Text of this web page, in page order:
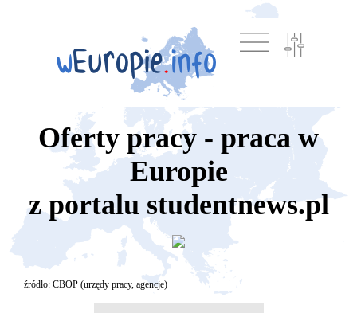
Oferty pracy - praca w
Europie
z portalu studentnews.pl
źródło: CBOP (urzędy pracy, agencje)